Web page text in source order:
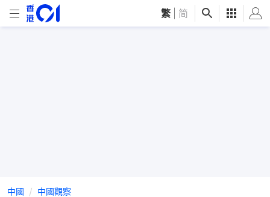
繁 简
中國 中國觀察